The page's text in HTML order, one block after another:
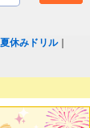
夏休みドリル｜